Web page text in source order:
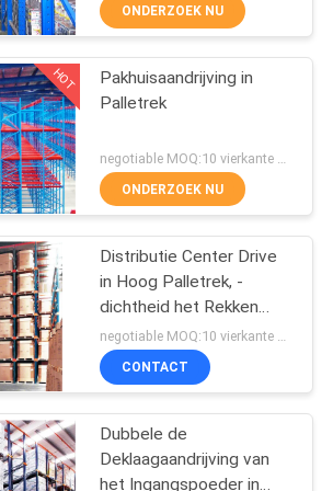
spanwijdte
het rekken
18
ONDERZOEK NU
HOT
Pakhuisaandrijving in
Palletrek
ONDERZOEK NU
Distributie Center Drive
in Hoog Palletrek, -
dichtheid het Rekken
Systeem
negotiable MOQ:10 vierkante meter
CONTACT
Dubbele de
Deklaagaandrijving van
het Ingangspoeder in